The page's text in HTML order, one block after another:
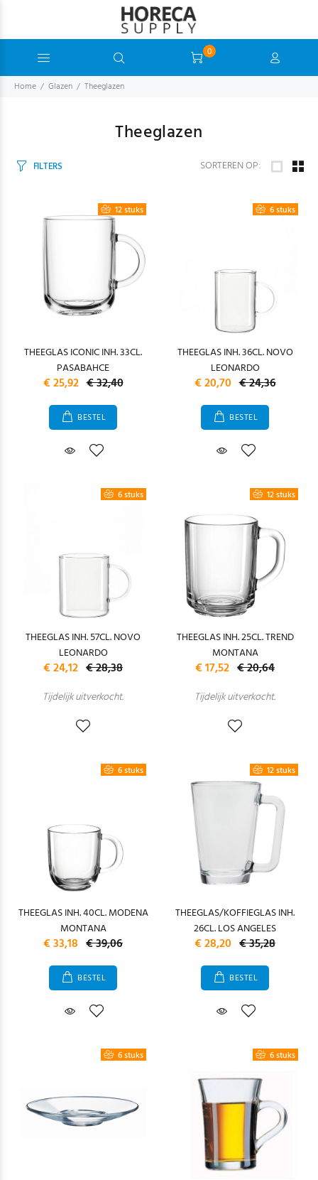
0
Home Glazen Theeglazen
Theeglazen
FILTERS SORTEREN OP:
12 stuks
THEEGLAS ICONIC INH. 33CL.
PASABAHCE
€ 25,92 € 32,40
BESTEL
6 stuks
THEEGLAS INH. 36CL. NOVO
LEONARDO
€ 20,70 € 24,36
BESTEL
6 stuks
THEEGLAS INH. 57CL. NOVO
LEONARDO
€ 24,12 € 28,38
Tijdelijk uitverkocht.
12 stuks
THEEGLAS INH. 25CL. TREND
MONTANA
€ 17,52 € 20,64
Tijdelijk uitverkocht.
6 stuks
THEEGLAS INH. 40CL. MODENA
MONTANA
€ 33,18 € 39,06
BESTEL
12 stuks
THEEGLAS/KOFFIEGLAS INH.
26CL. LOS ANGELES
€ 28,20 € 35,28
BESTEL
6 stuks 6 stuks